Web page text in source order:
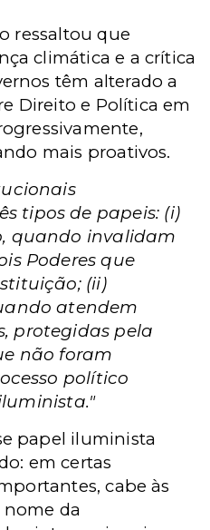
ressaltou que
climática e a crítica
têm alterado a
Direito e Política em
mais proativos.
tipos de papeis: (i)
quando invalidam
Poderes que
(ii)
atendem
protegidas pela
não foram
político
papel iluminista
em certas
cabe às
nome da